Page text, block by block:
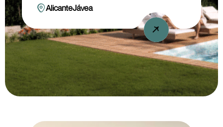
viviendas únicas y una arquitectura
consciente, ofrece una experiencia de
vida serena y una inversión de alta
rentabilidad con la firma de Living
Inversiones.
AlicanteJávea